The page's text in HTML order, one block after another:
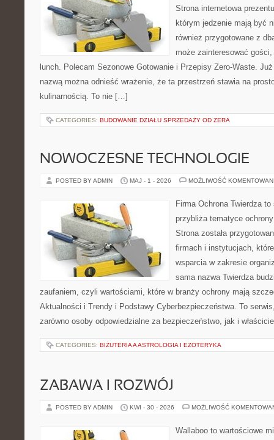
Strona internetowa
którym jedzenie mają być
również przygotowane z
może zainteresować
lunch. Polecam Sezonowe Gotowanie i Przepisy Zero-Waste.
nazwą można odnieść wrażenie, że ta przestrzeń stawia na
kulinarnością. To nie […]
CATEGORIES: BUDOWANIE DZIAŁU SPRZEDAŻY OD ZERA
NOWOCZESNE TECHNOLOGIE
POSTED BY ADMIN MAJ - 1 - 2026 MOŻLIWOŚĆ
Firma Ochrona Twierdza
przybliża tematyce
Strona została
firmach i instytucjach,
wsparcia w zakresie
sama nazwa Twierdza
zaufaniem, czyli wartościami, które w branży ochrony mają
Aktualności i Trendy i Podstawy Cyberbezpieczeństwa. To
zarówno osoby odpowiedzialne za bezpieczeństwo, jak i
CATEGORIES: BIŻUTERIA A ASTROLOGIA I EZOTERYKA
ZABAWA I ROZWÓJ
POSTED BY ADMIN KWI - 30 - 2026 MOŻLIWOŚĆ
Wallaboo to wartościowe